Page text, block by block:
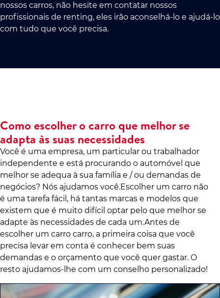
nossos carros, não hesite em contatar nossos
profissionais de renting, eles irão aconselhá-lo e ajudá-lo
com tudo que você precisa.
Como escolher o carro que melhor se
adapta às suas necessidades
Você é uma empresa, um particular ou trabalhador
independente e está procurando o automóvel que
melhor se adequa à sua família e / ou demandas de
negócios? Nós ajudamos você.Escolher um carro não
é uma tarefa fácil, há tantas marcas e modelos que
existem que é muito difícil optar pelo que melhor se
adapte às necessidades de cada um.Antes de
escolher um carro carro, a primeira coisa que você
precisa levar em conta é conhecer bem suas
demandas e o orçamento que você quer gastar. O
resto ajudamos-lhe com um conselho personalizado!